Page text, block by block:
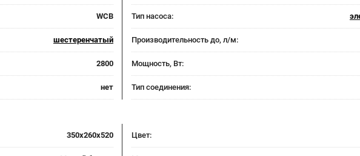
WCB Тип насоса:
шестеренчатый Производительность до, л/м:
2800 Мощность, Вт:
нет Тип соединения:
350x260x520 Цвет: